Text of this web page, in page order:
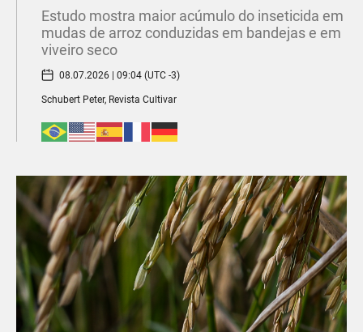
Estudo mostra maior acúmulo do inseticida em
mudas de arroz conduzidas em bandejas e em
viveiro seco
08.07.2026 | 09:04 (UTC -3)
Schubert Peter, Revista Cultivar